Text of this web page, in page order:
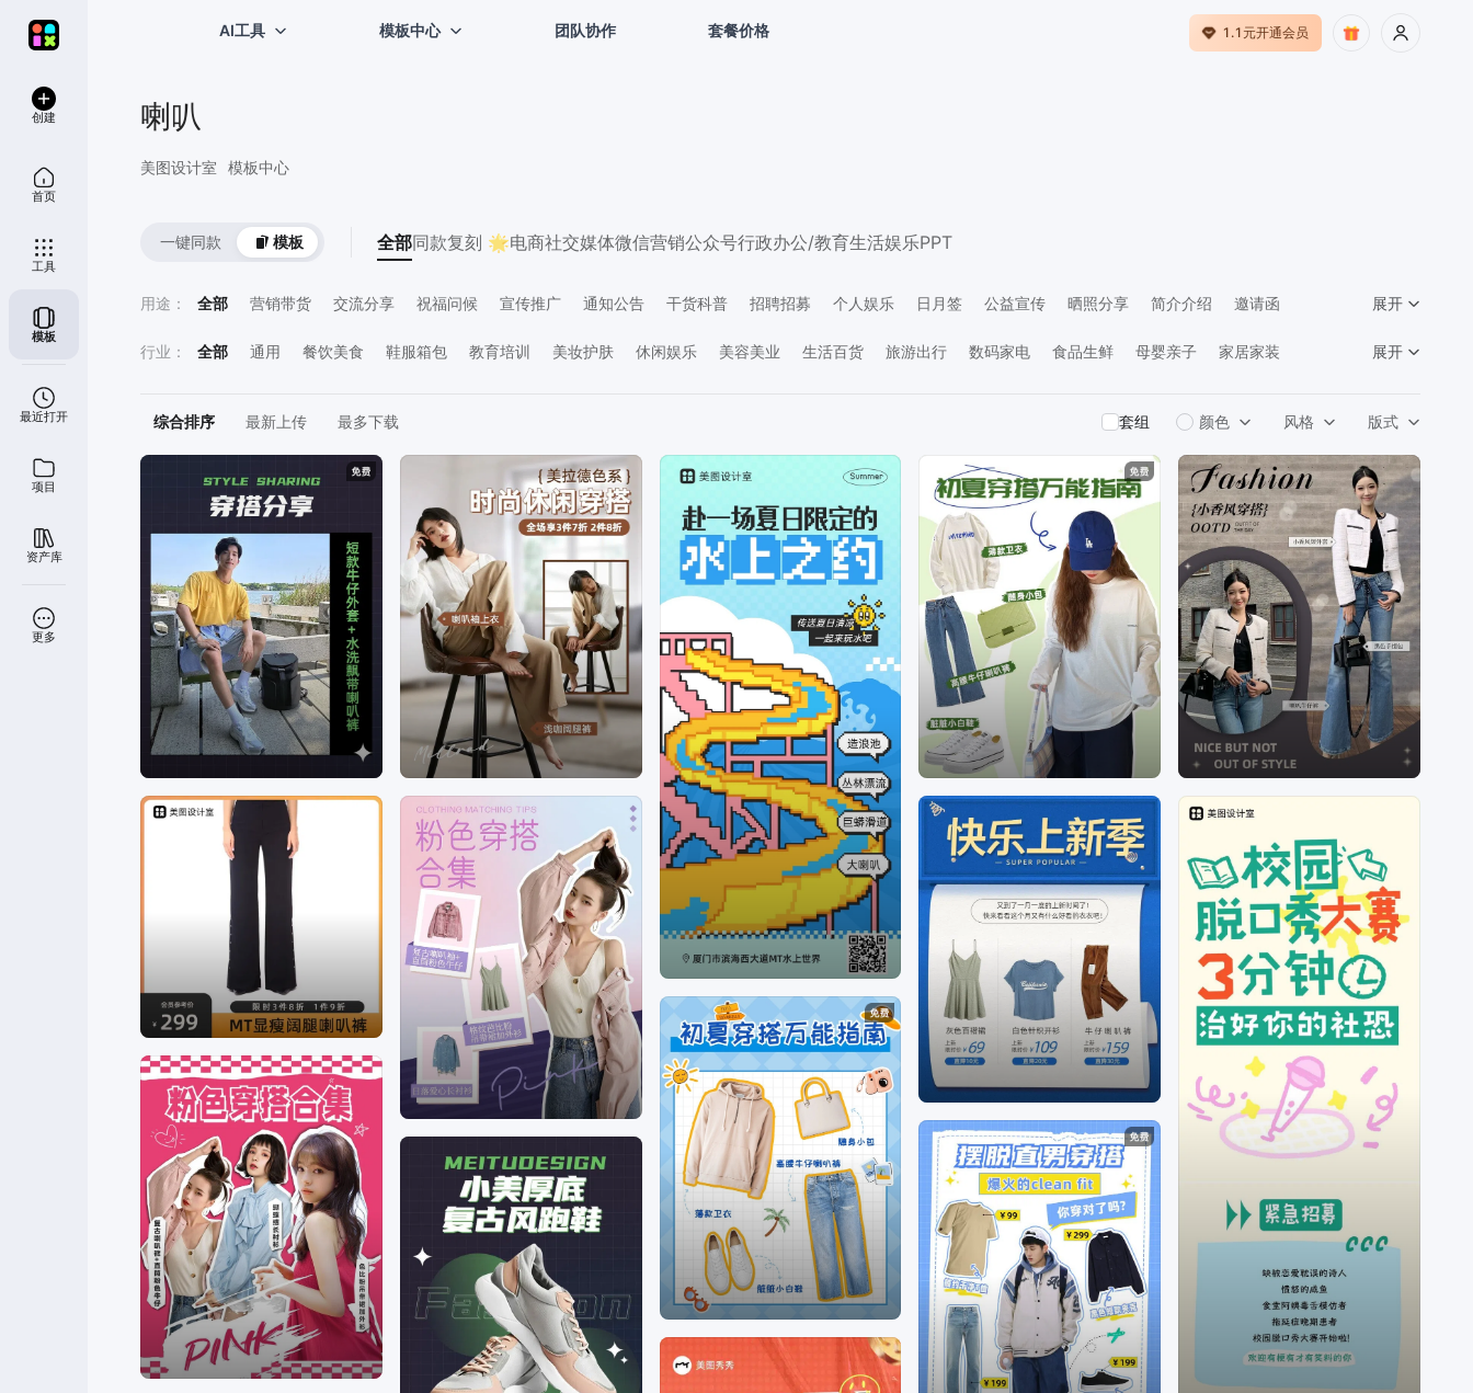
创建
首页
工具
模板
最近打开
项目
资产库
更多
AI工具 模板中心 团队协作 套餐价格 1.1元开通会员
喇叭
美图设计室 模板中心
一键同款 模板 全部同款复刻 🌟电商社交媒体微信营销公众号行政办公/教育生活娱乐PPT
用途 ： 全部 营销带货 交流分享 祝福问候 宣传推广 通知公告 干货科普 招聘招募 个人娱乐 日月签 公益宣传 晒照分享 简介介绍
邀请函
展开
行业 ： 全部 通用 餐饮美食 鞋服箱包 教育培训 美妆护肤 休闲娱乐 美容美业 生活百货 旅游出行 数码家电 食品生鲜 母婴亲子
家居家装
展开
综合排序 最新上传 最多下载 套组 颜色 风格 版式